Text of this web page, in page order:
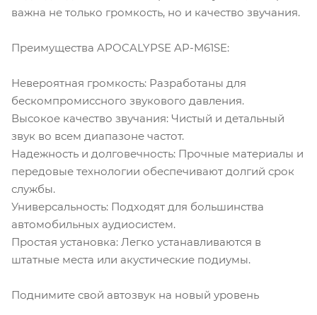
важна не только громкость, но и качество звучания.
Преимущества APOCALYPSE AP-M61SE:
Невероятная громкость: Разработаны для
бескомпромиссного звукового давления.
Высокое качество звучания: Чистый и детальный
звук во всем диапазоне частот.
Надежность и долговечность: Прочные материалы и
передовые технологии обеспечивают долгий срок
службы.
Универсальность: Подходят для большинства
автомобильных аудиосистем.
Простая установка: Легко устанавливаются в
штатные места или акустические подиумы.
Поднимите свой автозвук на новый уровень